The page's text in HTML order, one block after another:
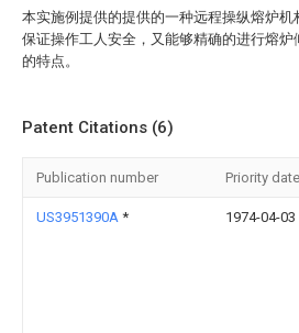
本实施例提供的提供的一种远程操纵熔炉机
保证操作工人安全，又能够精确的进行熔炉
的特点。
Patent Citations (6)
Publication number Priority date
US3951390A * 1974-04-03